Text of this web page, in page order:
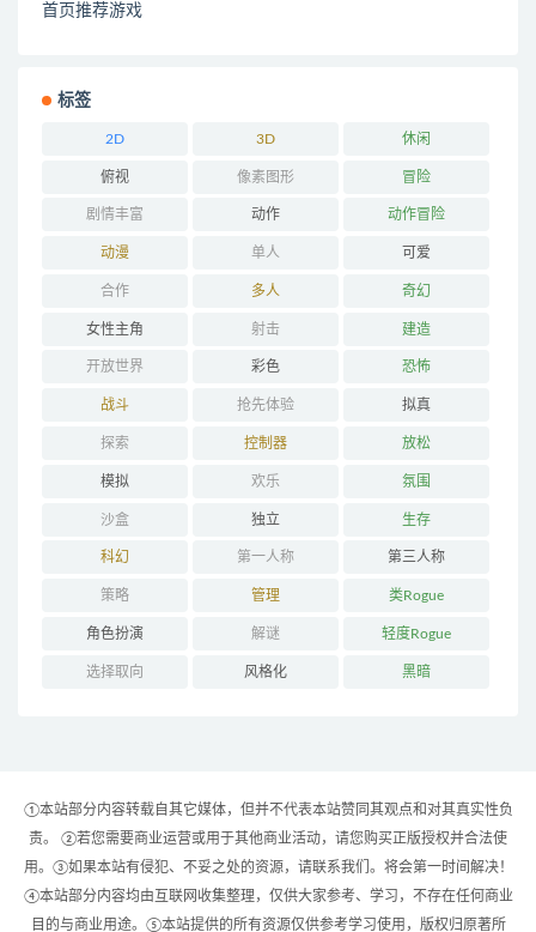
首页推荐游戏
标签
2D 3D 休闲
俯视 像素图形 冒险
剧情丰富 动作 动作冒险
动漫 单人 可爱
合作 多人 奇幻
女性主角 射击 建造
开放世界 彩色 恐怖
战斗 抢先体验 拟真
探索 控制器 放松
模拟 欢乐 氛围
沙盒 独立 生存
科幻 第一人称 第三人称
策略 管理 类Rogue
角色扮演 解谜 轻度Rogue
选择取向 风格化 黑暗
①本站部分内容转载自其它媒体，但并不代表本站赞同其观点和对其真实性负
责。 ②若您需要商业运营或用于其他商业活动，请您购买正版授权并合法使
用。③如果本站有侵犯、不妥之处的资源，请联系我们。将会第一时间解决！
④本站部分内容均由互联网收集整理，仅供大家参考、学习，不存在任何商业
目的与商业用途。⑤本站提供的所有资源仅供参考学习使用，版权归原著所